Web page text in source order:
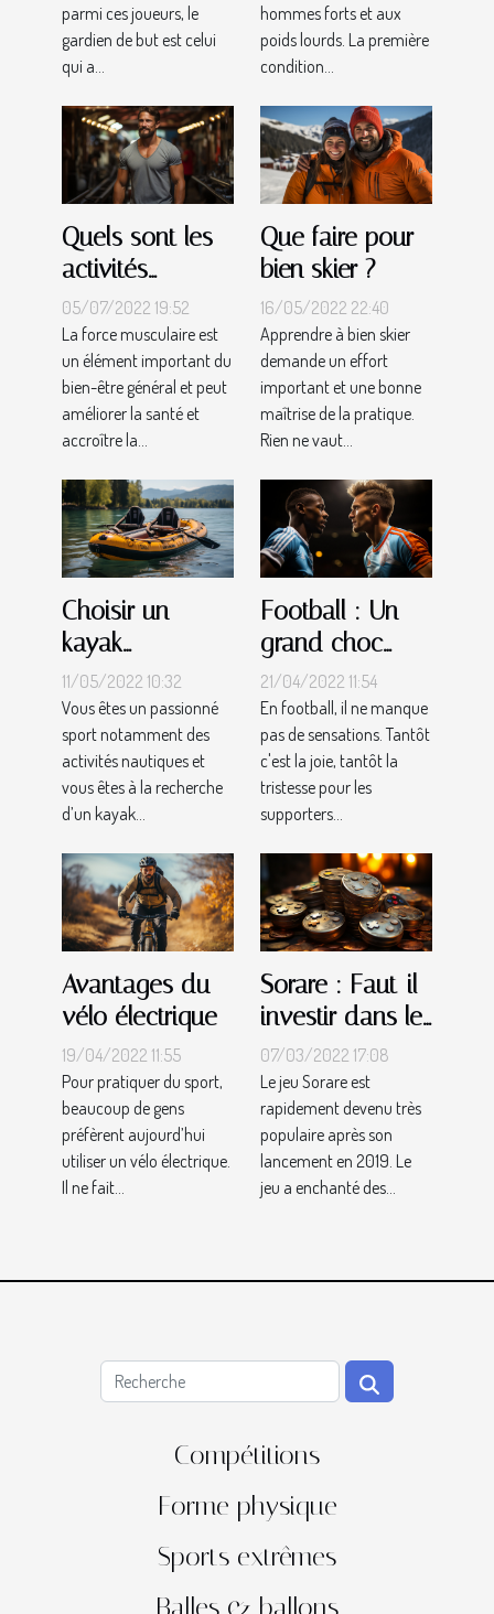
parmi ces joueurs, le
gardien de but est celui
qui a...
hommes forts et aux
poids lourds. La première
condition...
Quels sont les
activités
musculaires
que vous
devriez
pratiquer ?
05/07/2022 19:52
La force musculaire est
un élément important du
bien-être général et peut
améliorer la santé et
accroître la...
Que faire pour
bien skier ?
16/05/2022 22:40
Apprendre à bien skier
demande un effort
important et une bonne
maîtrise de la pratique.
Rien ne vaut...
Choisir un
kayak
gonflable :
comment s’y
prendre
efficacement ?
11/05/2022 10:32
Vous êtes un passionné
sport notamment des
activités nautiques et
vous êtes à la recherche
d’un kayak...
Football : Un
grand choc
disputé entre
l'OM et l'OL
21/04/2022 11:54
En football, il ne manque
pas de sensations. Tantôt
c'est la joie, tantôt la
tristesse pour les
supporters...
Avantages du
vélo électrique
19/04/2022 11:55
Pour pratiquer du sport,
beaucoup de gens
préfèrent aujourd’hui
utiliser un vélo électrique.
Il ne fait...
Sorare : Faut-il
investir dans le
jeu ?
07/03/2022 17:08
Le jeu Sorare est
rapidement devenu très
populaire après son
lancement en 2019. Le
jeu a enchanté des...
Compétitions
Forme physique
Sports extrêmes
Balles & ballons